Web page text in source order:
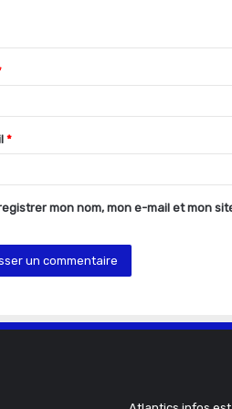
*
mon nom, mon e-mail et mon